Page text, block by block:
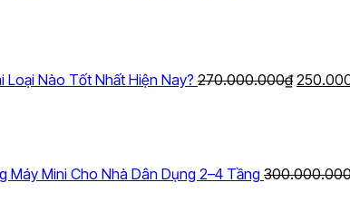
Loại Nào Tốt Nhất Hiện Nay? 270.000.000₫
Máy Mini Cho Nhà Dân Dụng 2–4 Tầng